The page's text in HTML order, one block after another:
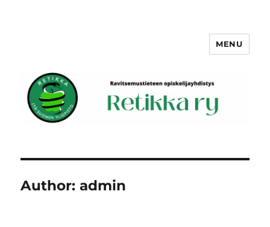
MENU
Author:admin